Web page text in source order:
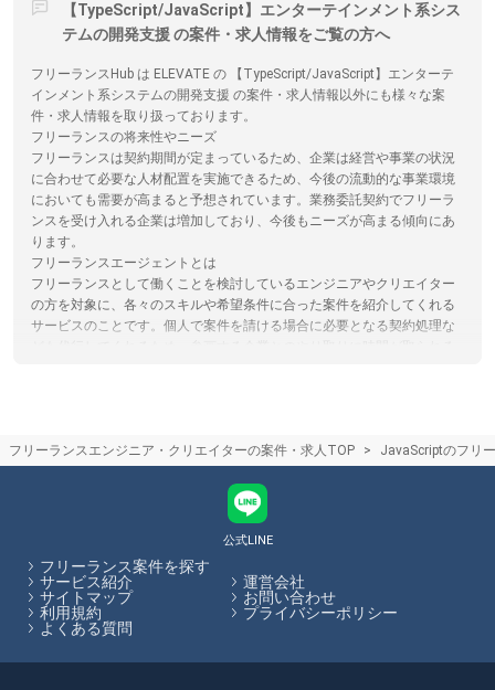
【TypeScript/JavaScript】エンターテインメント系シス
テムの開発支援 の案件・求人情報をご覧の方へ
フリーランスHub は ELEVATE の 【TypeScript/JavaScript】エンターテ
インメント系システムの開発支援 の案件・求人情報以外にも様々な案
件・求人情報を取り扱っております。
フリーランスの将来性やニーズ
フリーランスは契約期間が定まっているため、企業は経営や事業の状況
に合わせて必要な人材配置を実施できるため、今後の流動的な事業環境
においても需要が高まると予想されています。業務委託契約でフリーラ
ンスを受け入れる企業は増加しており、今後もニーズが高まる傾向にあ
ります。
フリーランスエージェントとは
フリーランスとして働くことを検討しているエンジニアやクリエイター
の方を対象に、各々のスキルや希望条件に合った案件を紹介してくれる
サービスのことです。個人で案件を請ける場合に必要となる契約処理な
られた給与が無い厳しい世界ではありますが、自身の強みやスキルを活
取ることができます。フリーランスHubではこれからフリーランスにな
ることを検討されている方向けに情報発信を行っています。
フリーランスHubはお客様のフリーランス案件探しを最大限サポートし
ていきます。
フリーランスエンジニア・クリエイターの案件・求人TOP JavaScriptのフリ
公式LINE
フリーランス案件を探す
サービス紹介
運営会社
サイトマップ
お問い合わせ
利用規約
プライバシーポリシー
よくある質問